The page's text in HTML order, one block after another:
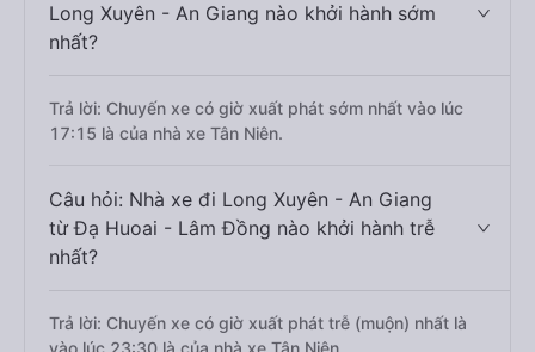
Long Xuyên - An Giang nào khởi hành sớm
nhất?
Trả lời: Chuyến xe có giờ xuất phát sớm nhất vào lúc
17:15 là của nhà xe Tân Niên.
Câu hỏi: Nhà xe đi Long Xuyên - An Giang
từ Đạ Huoai - Lâm Đồng nào khởi hành trễ
nhất?
Trả lời: Chuyến xe có giờ xuất phát trễ (muộn) nhất là
vào lúc 23:30 là của nhà xe Tân Niên.